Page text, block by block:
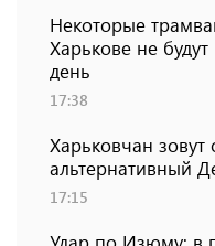
Некоторые
Харькове не
день
17:38
Харьковчан зовут
альтернативный
17:15